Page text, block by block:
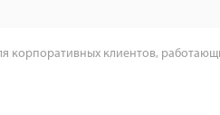
корпоративных клиентов,